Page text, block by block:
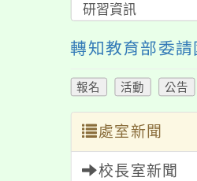
轉知教育部委
報名 活動 公告
處室新聞
校長室新聞